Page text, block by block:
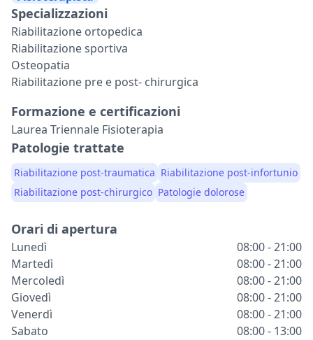
Specializzazioni
Riabilitazione ortopedica
Riabilitazione sportiva
Osteopatia
Riabilitazione pre e post- chirurgica
Formazione e certificazioni
Laurea Triennale Fisioterapia
Patologie trattate
Riabilitazione post-traumatica Riabilitazione post-infortunio
Riabilitazione post-chirurgico Patologie dolorose
Orari di apertura
Lunedì
08:00 - 21:00
Martedì
08:00 - 21:00
Mercoledì
08:00 - 21:00
Giovedì
08:00 - 21:00
Venerdì
08:00 - 21:00
Sabato
08:00 - 13:00